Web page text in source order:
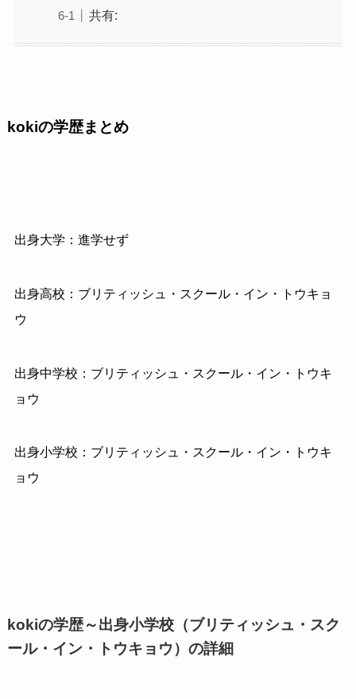
共有:
kokiの学歴まとめ
出身大学：進学せず
出身高校：ブリティッシュ・スクール・イン・トウキョ
ウ
出身中学校：ブリティッシュ・スクール・イン・トウキ
ョウ
出身小学校：ブリティッシュ・スクール・イン・トウキ
ョウ
kokiの学歴～出身小学校（ブリティッシュ・スク
ール・イン・トウキョウ）の詳細